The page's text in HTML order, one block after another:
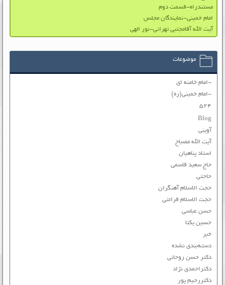
مستندراه-قسمت دوم
امام خمینی-نمایندگان مجلس
آیت الله آقامجتبی تهرانی-نور الهی
موضوعات
-امام خامنه ای
-امام خمینی(ره)
۵۲۴
Blog
آوینی
آیت الله مصباح
استاد پناهیان
حاج سعید قاسمی
حاجتی
حجت الاسلام آهنگران
حجت الاسلام قرائتی
حسن عباسی
حسین یکتا
خبر
دسته‌بندی نشده
دکتر حسن روحانی
دکتراحمدی نژاد
دکتررحیم پور